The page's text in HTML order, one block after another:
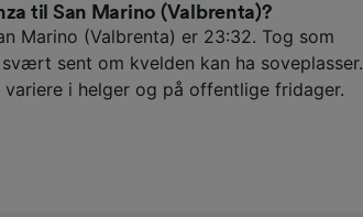
til San Marino (Valbrenta)?
Marino (Valbrenta) er 23:32. Tog som
sent om kvelden kan ha soveplasser.
i helger og på offentlige fridager.